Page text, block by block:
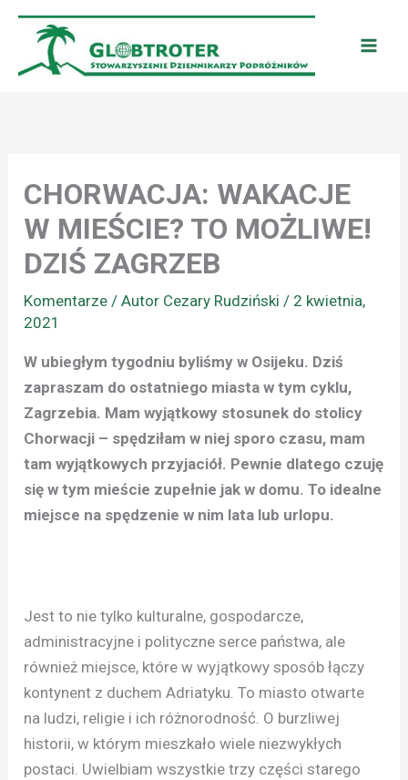
Przejdź
treści
CHORWACJA: WAKACJE
W MIEŚCIE? TO MOŻLIWE!
DZIŚ ZAGRZEB
Komentarze / Autor Cezary Rudziński/ 2 kwietnia,
2021
W ubiegłym tygodniu byliśmy w Osijeku. Dziś
zapraszam do ostatniego miasta w tym cyklu,
Zagrzebia. Mam wyjątkowy stosunek do stolicy
Chorwacji – spędziłam w niej sporo czasu, mam
tam wyjątkowych przyjaciół. Pewnie dlatego czuję
się w tym mieście zupełnie jak w domu. To idealne
miejsce na spędzenie w nim lata lub urlopu.
Jest to nie tylko kulturalne, gospodarcze,
administracyjne i polityczne serce państwa, ale
również miejsce, które w wyjątkowy sposób łączy
kontynent z duchem Adriatyku. To miasto otwarte
na ludzi, religie i ich różnorodność. O burzliwej
historii, w którym mieszkało wiele niezwykłych
postaci. Uwielbiam wszystkie trzy części starego